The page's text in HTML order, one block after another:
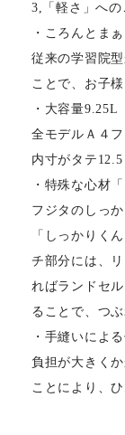
3,「軽さ」へ
・ころんとま
従来の学習院
ことで、お子
・大容量9.25L
全モデルＡ４
内寸がタテ
・特殊な心材
フジタのしっ
「しっかりく
チ部分には、
ればランドセ
ることで、つ
・手縫いによ
負担が大きく
ことにより、